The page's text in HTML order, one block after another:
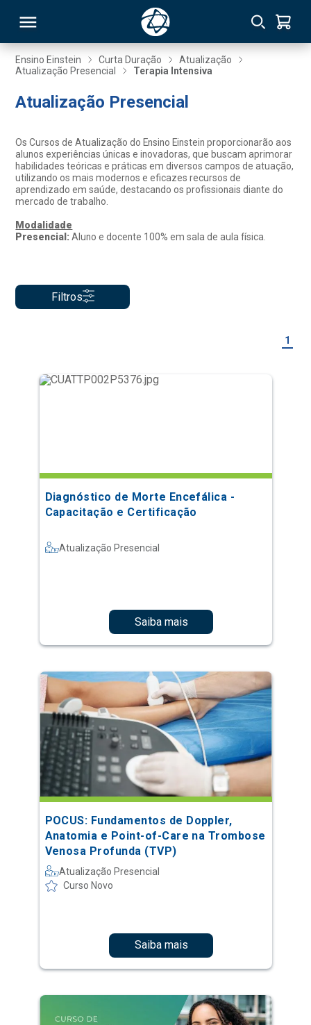
Ensino Einstein Curta Duração
Atualização
Atualização Presencial
Terapia Intensiva
Atualização Presencial
Os Cursos de Atualização do Ensino Einstein proporcionarão aos
alunos experiências únicas e inovadoras, que buscam aprimorar
habilidades teóricas e práticas em diversos campos de atuação,
utilizando os mais modernos e eficazes recursos de
aprendizado em saúde, destacando os profissionais diante do
mercado de trabalho.
Modalidade
Presencial:Aluno e docente 100% em sala de aula física.
Filtros
1
Diagnóstico de Morte Encefálica -
Capacitação e Certificação
Atualização Presencial
Saiba mais
POCUS: Fundamentos de Doppler,
Anatomia e Point-of-Care na Trombose
Venosa Profunda (TVP)
Atualização Presencial
Curso Novo
Saiba mais